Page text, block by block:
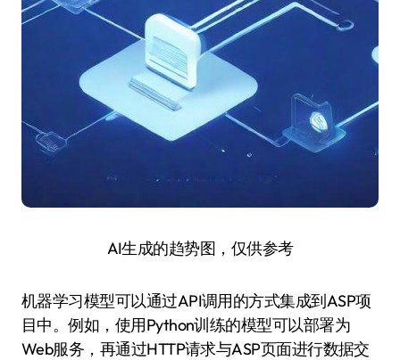
AI生成的趋势图，仅供参考
机器学习模型可以通过API调用的方式集成到ASP项
目中。例如，使用Python训练的模型可以部署为
Web服务，再通过HTTP请求与ASP页面进行数据交